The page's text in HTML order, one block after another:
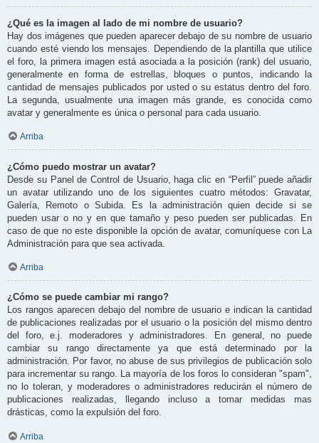
¿Qué es la imagen al lado de mi nombre de usuario?
Hay dos imágenes que pueden aparecer debajo de su nombre de usuario
cuando esté viendo los mensajes. Dependiendo de la plantilla que utilice
el foro, la primera imagen está asociada a la posición (rank) del usuario,
generalmente en forma de estrellas, bloques o puntos, indicando la
cantidad de mensajes publicados por usted o su estatus dentro del foro.
La segunda, usualmente una imagen más grande, es conocida como
avatar y generalmente es única o personal para cada usuario.
Arriba
¿Cómo puedo mostrar un avatar?
Desde su Panel de Control de Usuario, haga clic en “Perfil” puede añadir
un avatar utilizando uno de los siguientes cuatro métodos: Gravatar,
Galería, Remoto o Subida. Es la administración quien decide si se
pueden usar o no y en que tamaño y peso pueden ser publicadas. En
caso de que no este disponible la opción de avatar, comuníquese con La
Administración para que sea activada.
Arriba
¿Cómo se puede cambiar mi rango?
Los rangos aparecen debajo del nombre de usuario e indican la cantidad
de publicaciones realizadas por el usuario o la posición del mismo dentro
del foro, e.j. moderadores y administradores. En general, no puede
cambiar su rango directamente ya que está determinado por la
administración. Por favor, no abuse de sus privilegios de publicación solo
para incrementar su rango. La mayoría de los foros lo consideran "spam",
no lo toleran, y moderadores o administradores reducirán el número de
publicaciones realizadas, llegando incluso a tomar medidas mas
drásticas, como la expulsión del foro.
Arriba